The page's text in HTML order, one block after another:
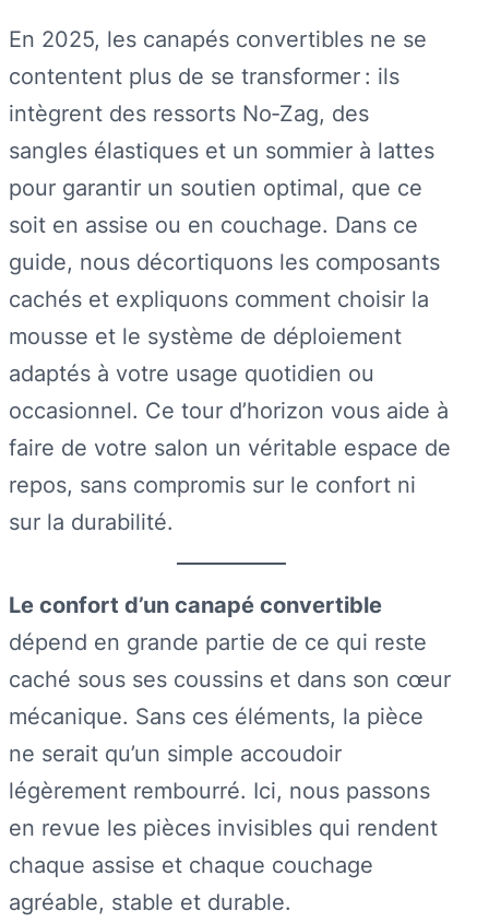
En 2025, les canapés convertibles ne se
contentent plus de se transformer : ils
intègrent des ressorts No‑Zag, des
sangles élastiques et un sommier à lattes
pour garantir un soutien optimal, que ce
soit en assise ou en couchage. Dans ce
guide, nous décortiquons les composants
cachés et expliquons comment choisir la
mousse et le système de déploiement
adaptés à votre usage quotidien ou
occasionnel. Ce tour d’horizon vous aide à
faire de votre salon un véritable espace de
repos, sans compromis sur le confort ni
sur la durabilité.
Le confort d’un canapé convertible
dépend en grande partie de ce qui reste
caché sous ses coussins et dans son cœur
mécanique. Sans ces éléments, la pièce
ne serait qu’un simple accoudoir
légèrement rembourré. Ici, nous passons
en revue les pièces invisibles qui rendent
chaque assise et chaque couchage
agréable, stable et durable.